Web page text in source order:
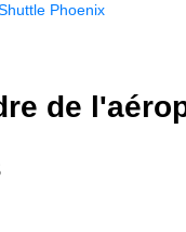
Phoenix
de